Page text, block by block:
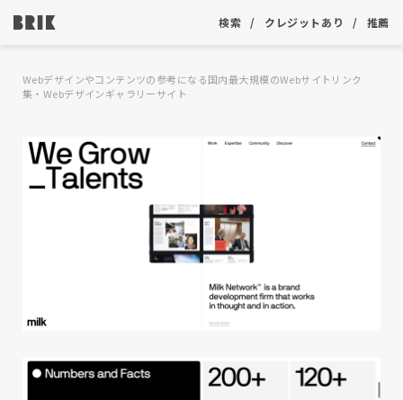
検索 クレジットあり 推薦
Webデザインやコンテンツの参考になる国内最大規模のWebサイトリンク
集・Webデザインギャラリーサイト